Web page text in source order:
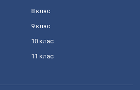
8 клас
9 клас
10 клас
11 клас